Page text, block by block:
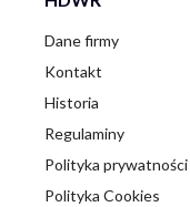
Dane firmy
Kontakt
Historia
Regulaminy
Polityka prywatności
Polityka Cookies